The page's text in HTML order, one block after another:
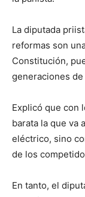
La diputada
reformas son
Constitución,
generaciones
Explicó que con
barata la que va
eléctrico, sino
de los
En tanto, el